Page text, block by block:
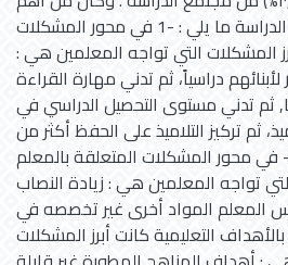
النتائج التي توصلت إليها الدراسة ما يلي : -1 في محور المشكلات
المشكلات التي تواجه المعلمين هي :
دراسياً، ثم تدني مهارة القراءة
ثم تدني مستوى التحصيل الدراسي في
ثم تركيز التلاميذ على الحفظ أكثر من
الفهم في العلوم . ٢- في محور المشكلات المتعلقة بالمعلم
تواجه المعلمين هي : زيادة النصاب
المعلم المواد أخرى غير تخصصه في
التعليمية كانت أبرز المشكلات